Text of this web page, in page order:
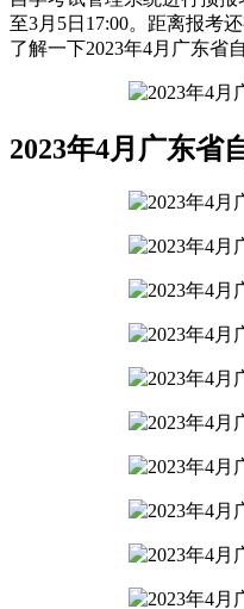
至3月5日17:00。距离报考
了解一下2023年4月广东省
2023年4月广东省